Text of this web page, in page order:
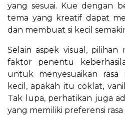
yang sesuai. Kue dengan
tema yang kreatif dapat
dan membuat si kecil
Selain aspek visual, pilihan
faktor penentu
untuk menyesuaikan
kecil, apakah itu coklat,
Tak lupa, perhatikan juga
yang memiliki preferensi